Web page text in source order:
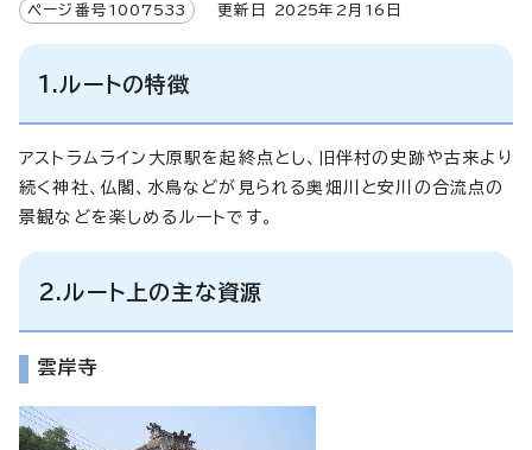
ページ番号 1007533 更新日 2025年2月 16 日
1.ルートの特徴
アストラムライン大原駅を起終点とし、旧伴村の史跡や古来より
続く神社、仏閣、水鳥などが見られる奥畑川と安川の合流点の
景観などを楽しめるルートです。
2.ルート上の主な資源
雲岸寺